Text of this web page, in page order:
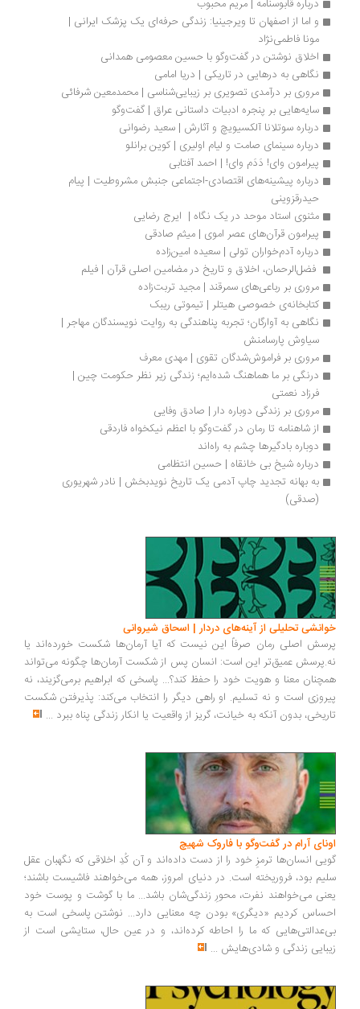
درباره قابوسنامه | مریم محبوب
و اما از اصفهان تا ویرجینیا: زندگی حرفه‌ای یک پزشک ایرانی |
مونا فاطمی‌نژاد
اخلاق نوشتن در گفت‌وگو با حسین معصومی همدانی
نگاهی به درهایی در تاریکی | دریا امامی
مروری بر درآمدی تصویری بر زیبایی‌شناسی | محمدمعین شرفائی
سایه‌هایی بر پنجره ادبیات داستانی عراق | گفت‌وگو
درباره سوتلانا آلکسيويچ و آثارش | سعید رضوانی
درباره سینمای صامت و لیام اولیری | کوین برانلو
پیرامون وای! دَدَم وای! | احمد آفتابی
درباره پیشینه‌های اقتصادی-اجتماعی جنبش مشروطیت | پیام
حیدرقزوینی
مثنوی استاد موحد در یک نگاه |  ایرج رضایی
پیرامون قرآن‌های عصر اموی | میثم صادقی
درباره آدم‌خواران تولی | سعیده امین‌زاده
فضل‌الرحمان، اخلاق و تاریخ در مضامین اصلی قرآن | فیلم
مروری بر رباعی‌های سمرقند | مجید تربت‌زاده
کتابخانه‌ی خصوصی هیتلر | تیموتی ریبک
نگاهی به آوارگان؛ تجربه پناهندگی به روایت نویسندگان مهاجر |
سیاوش پارسامنش
مروری بر فراموش‌شدگان تقوی | مهدی معرف
درنگی بر ما هماهنگ شده‌ایم؛ زندگی زیر نظر حکومت چین |
فرزاد نعمتی
مروری بر زندگی دوباره دار | صادق وفایی
از شاهنامه تا رمان در گفت‌وگو با اعظم نیکخواه فاردقی
دوباره بادگیرها چشم به راه‌اند
درباره شیخ بی خانقاه | حسین انتظامی
به بهانه تجدید چاپ آدمی یک تاریخ نویدبخش | نادر شهریوری
(صدقی)
تحلیلی از آینه‌های دردار | اسحاق شیروانی
اصلی رمان صرفاً این نیست که آیا آرمان‌ها شکست خورده‌اند یا
عمیق‌تر این است: انسان پس از شکست آرمان‌ها چگونه می‌تواند
معنا و هویت خود را حفظ کند؟... پاسخی که ابراهیم برمی‌گزیند، نه
است و نه تسلیم. او راهی دیگر را انتخاب می‌کند: پذیرفتن شکست
بدون آنکه به خیانت، گریز از واقعیت یا انکار زندگی پناه ببرد...
آرام در گفت‌وگو با فاروک شهیچ‭
انسان‌ها ترمزِ خود را از دست داده‌اند و آن کُدِ اخلاقی که نگهبان عقل
بود، فروریخته است. در دنیای امروز، همه می‌خواهند فاشیست باشند؛
می‌خواهند نفرت، محورِ زندگی‌شان باشد... ما با گوشت و پوست خود
کردیم «دیگری» بودن چه معنایی دارد... نوشتن پاسخی است به
که ما را احاطه کرده‌اند، و در عین حال، ستایشی است از
زندگی و شادی‌هایش...